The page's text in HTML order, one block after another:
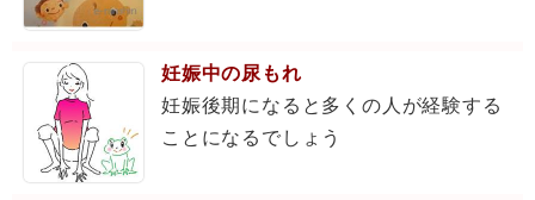
妊娠中の尿もれ
妊娠後期になると多くの人が経験する
ことになるでしょう